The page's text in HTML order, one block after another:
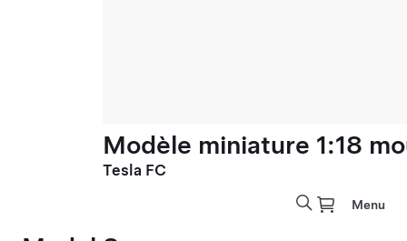
Modèle miniature 1:18
Tesla FC
Menu